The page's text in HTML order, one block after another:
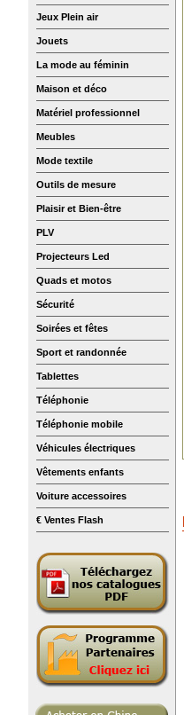
Jeux Plein air
Jouets
La mode au féminin
Maison et déco
Matériel professionnel
Meubles
Mode textile
Outils de mesure
Plaisir et Bien-être
PLV
Projecteurs Led
Quads et motos
Sécurité
Soirées et fêtes
Sport et randonnée
Tablettes
Téléphonie
Téléphonie mobile
Véhicules électriques
Vêtements enfants
Voiture accessoires
€ Ventes Flash